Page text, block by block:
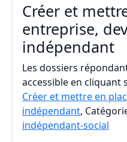
Créer et
entreprise,
indépendant
Les dossiers
accessible en cliquant
Créer et mettre en
indépendant,
indépendant-social